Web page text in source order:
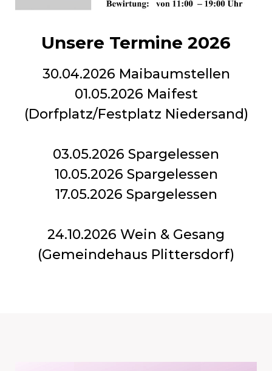
Unsere Termine 2026
30.04.2026 Maibaumstellen
01.05.2026 Maifest
(Dorfplatz/Festplatz Niedersand)
03.05.2026 Spargelessen
10.05.2026 Spargelessen
17.05.2026 Spargelessen
24.10.2026 Wein & Gesang
(Gemeindehaus Plittersdorf)